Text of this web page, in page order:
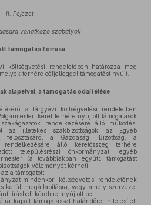
II. Fejezet
vonatkozó szabályok
támogatás forrása
költségvetési rendeletében határozza meg
terhére céljelleggel támogatást nyújt.
alapelvei, a támogatás odaítélése
a tárgyévi költségvetési rendeletben
keret terhére nyújtott támogatások
rendelkezésére álló működési
az illetékes szakbizottságok, az Egyéb
felosztásáról a Gazdasági Bizottság, a
rendelkezésére álló keretösszeg terhére
településrészi önkormányzat, egyéb
(a továbbiakban együtt: támogatást
véleményét kérheti.
a támogatott,
mindenkori költségvetési rendeletének
került megállapításra, vagy amely szervezet
írásbeli kérelmet nyújtott be,
kapott támogatással határidőre, hitelesített